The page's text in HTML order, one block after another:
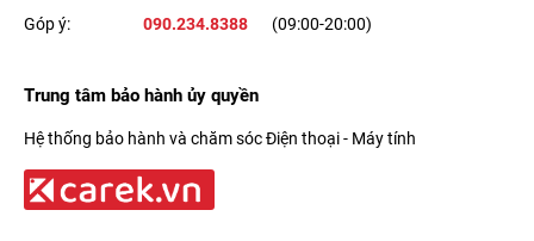
Góp ý: 090.234.8388 (09:00-20:00)
Trung tâm bảo hành ủy quyền
Hệ thống bảo hành và chăm sóc Điện thoại - Máy tính